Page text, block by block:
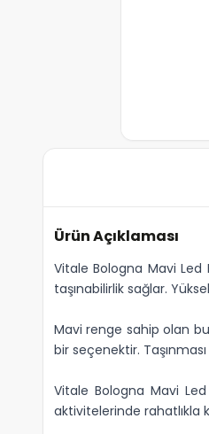
Ürün Açıklaması
Vitale Bologna Mavi Led
taşınabilirlik sağlar.
Mavi renge sahip olan
bir seçenektir.
Vitale Bologna Mavi
aktivitelerinde rahatlıkla